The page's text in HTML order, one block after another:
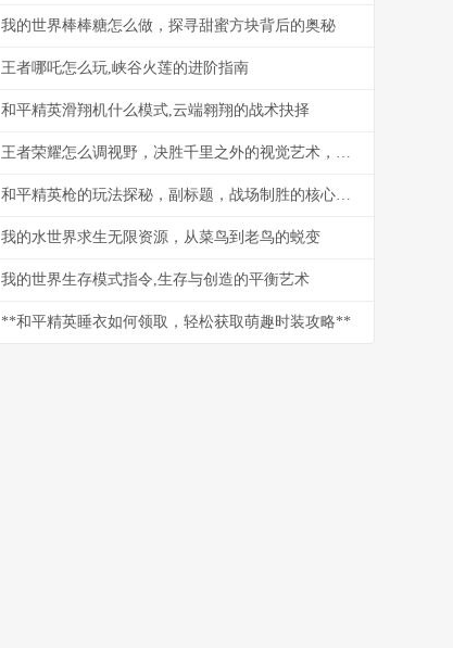
我的世界棒棒糖怎么做，探寻甜蜜方块背后的奥秘
王者哪吒怎么玩,峡谷火莲的进阶指南
和平精英滑翔机什么模式,云端翱翔的战术抉择
王者荣耀怎么调视野，决胜千里之外的视觉艺术，副标题，掌控全局的秘密钥匙
和平精英枪的玩法探秘，副标题，战场制胜的核心法则
我的水世界求生无限资源，从菜鸟到老鸟的蜕变
我的世界生存模式指令,生存与创造的平衡艺术
**和平精英睡衣如何领取，轻松获取萌趣时装攻略**